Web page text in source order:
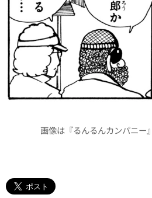
画像は『るんるんカンパニー